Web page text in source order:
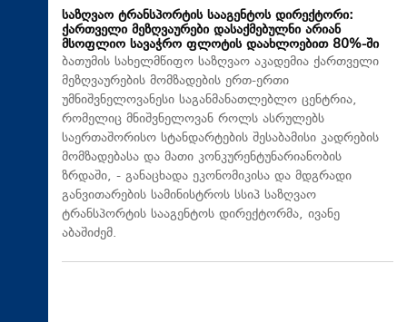
საზღვაო ტრანსპორტის სააგენტოს დირექტორი:
ქართველი მეზღვაურები დასაქმებულნი არიან
მსოფლიო სავაჭრო ფლოტის დაახლოებით 80%-ში
ბათუმის სახელმწიფო საზღვაო აკადემია ქართველი
მეზღვაურების მომზადების ერთ-ერთი
უმნიშვნელოვანესი საგანმანათლებლო ცენტრია,
რომელიც მნიშვნელოვან როლს ასრულებს
საერთაშორისო სტანდარტების შესაბამისი კადრების
მომზადებასა და მათი კონკურენტუნარიანობის
ზრდაში, - განაცხადა ეკონომიკისა და მდგრადი
განვითარების სამინისტროს სსიპ საზღვაო
ტრანსპორტის სააგენტოს დირექტორმა, ივანე
აბაშიძემ.